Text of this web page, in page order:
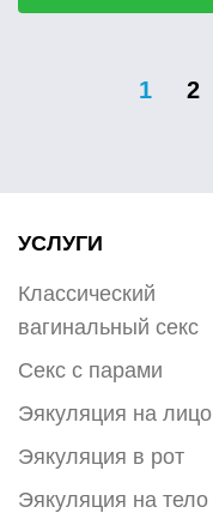
1 2
УСЛУГИ
Классический
вагинальный секс
Секс с парами
Эякуляция на лицо
Эякуляция в рот
Эякуляция на тело